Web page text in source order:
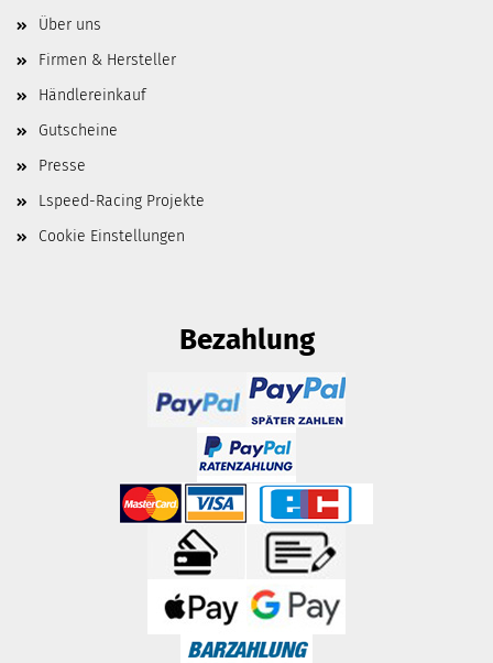
Über uns
Firmen & Hersteller
Händlereinkauf
Gutscheine
Presse
Lspeed-Racing Projekte
Cookie Einstellungen
Bezahlung